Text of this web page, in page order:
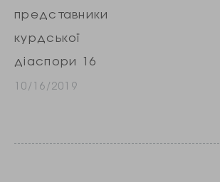
представники
курдської
діаспори 16
жовтня
10/16/2019